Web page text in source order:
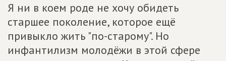
Я ни в коем роде не хочу обидеть
старшее поколение, которое ещё
привыкло жить "по-старому". Но
инфантилизм молодёжи в этой сфере